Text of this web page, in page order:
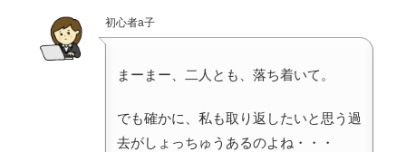
初心者a子
まーまー、二人とも、落ち着いて。
でも確かに、私も取り返したいと思う過
去がしょっちゅうあるのよね・・・